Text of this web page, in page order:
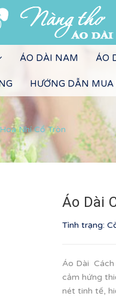
ÁO DÀI NAM ÁO
HƯỚNG DẪN MUA
Nhí Cổ Tròn
Áo Dài
Tình trạng:
Áo Dài
cảm hứng
nét tinh tế,